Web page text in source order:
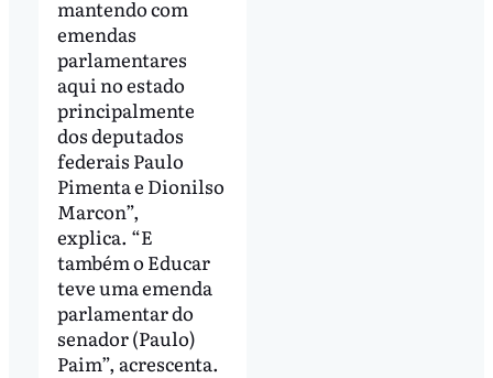
mantendo com
emendas
parlamentares
aqui no estado
principalmente
dos deputados
federais Paulo
Pimenta e Dionilso
Marcon”,
explica. “E
também o Educar
teve uma emenda
parlamentar do
senador (Paulo)
Paim”, acrescenta.